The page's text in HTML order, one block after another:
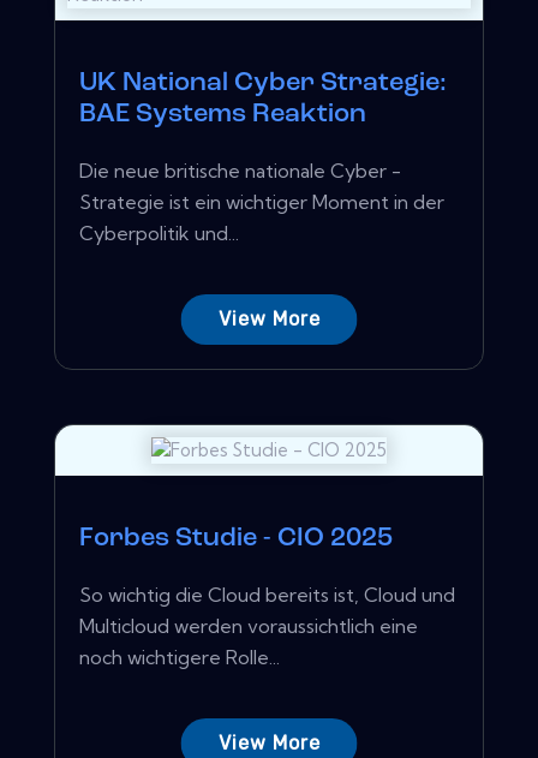
UK National Cyber ​​Strategie:
BAE Systems Reaktion
Die neue britische nationale Cyber ​​-
Strategie ist ein wichtiger Moment in der
Cyberpolitik und...
View More
Forbes Studie - CIO 2025
So wichtig die Cloud bereits ist, Cloud und
Multicloud werden voraussichtlich eine
noch wichtigere Rolle...
View More